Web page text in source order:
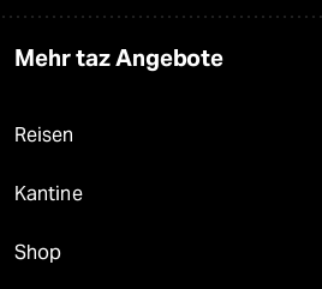
Mehr taz Angebote
Reisen
Kantine
Shop